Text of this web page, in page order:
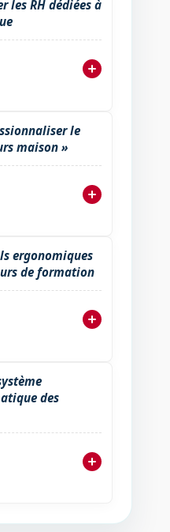
les RH dédiées à
le
maison »
ergonomiques
de formation
des